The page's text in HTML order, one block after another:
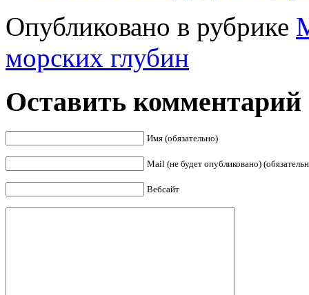
Опубликовано в рубрике
морских глубин
Оставить комментарий
Имя (обязательно)
Mail (не будет опубликовано)
Вебсайт